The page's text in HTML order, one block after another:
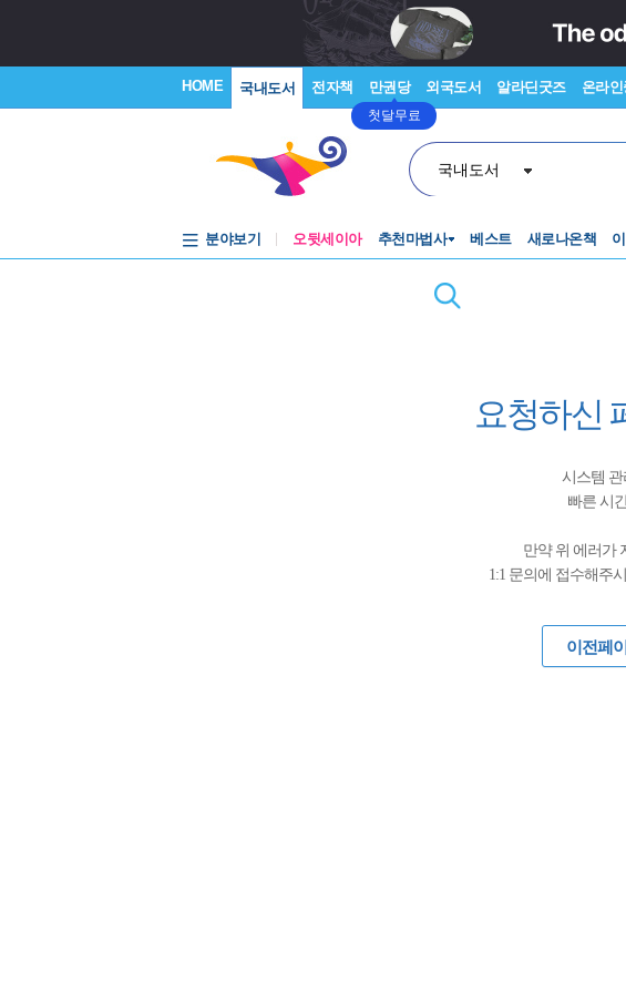
HOME 국내도서 전자책 만권당
첫달무료
외국도서 알라딘굿즈 온라
국내도서
분야보기 오뒷세이아 추천마법사 베스트 새로나온책
요청하신
시스템
빠른 시
만약 위 에러가
1:1 문의에 접수해주
이전페